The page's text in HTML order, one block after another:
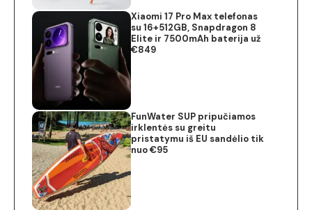
Xiaomi 17 Pro Max telefonas
su 16+512GB, Snapdragon 8
Elite ir 7500mAh baterija už
€849
FunWater SUP pripučiamos
irklentės su greitu
pristatymu iš EU sandėlio tik
nuo €95